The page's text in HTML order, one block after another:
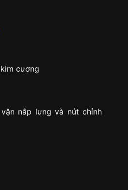
cương
nắp lưng và nút chỉnh